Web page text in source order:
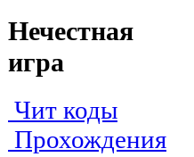
Нечестная
игра
Чит коды
Прохождения